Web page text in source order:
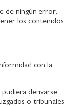
de ningún error,
los contenidos
con la
pudiera derivarse
o tribunales